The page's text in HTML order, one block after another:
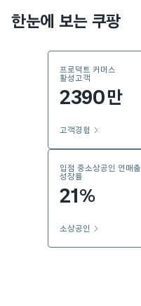
한눈에 보는 쿠팡
프로덕트 커머스
활성고객
2390만
고객경험
입점 중소상공인 연매출
성장률
21 %
소상공인